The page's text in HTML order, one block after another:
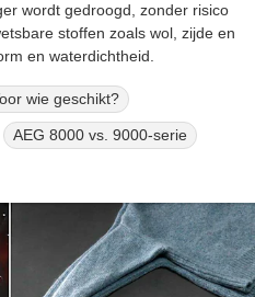
wordt gedroogd, zonder risico
stoffen zoals wol, zijde en
en waterdichtheid.
wie geschikt?
AEG 8000 vs. 9000-serie